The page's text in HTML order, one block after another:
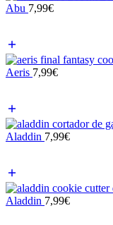
Abu 7,99€
Aeris 7,99€
Aladdin 7,99€
Aladdin 7,99€